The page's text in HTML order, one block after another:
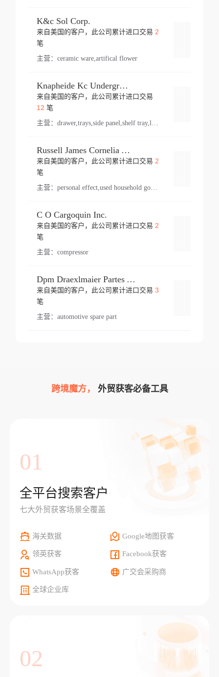
K&c Sol Corp.
来自美国的客户，此公司累计进口交易 2
笔
主营： ceramic ware,artifical flower
Knapheide Kc Underground
来自美国的客户，此公司累计进口交易
12 笔
主营：
Russell James Cornelia Arlington Va
来自美国的客户，此公司累计进口交易 2
笔
主营： personal effect,used household goods
C O Cargoquin Inc.
来自美国的客户，此公司累计进口交易 2
笔
主营： compressor
Dpm Draexlmaier Partes Automotrices Corr Ind Huejotzingo
来自美国的客户，此公司累计进口交易 3
笔
主营： automotive spare part
跨境魔方， 外贸获客必备工具
01
全平台搜索客户
七大外贸获客场景全覆盖
海关数据 Google地图获客
领英获客 Facebook获客
WhatsApp获客 广交会采购商
全球企业库
02